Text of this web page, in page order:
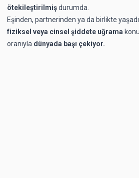
ötekileştirilmişdurumda.
Eşinden, partnerinden ya da birlikte
fiziksel veya cinsel şiddete uğrama
oranıyla dünyada başı çekiyor.